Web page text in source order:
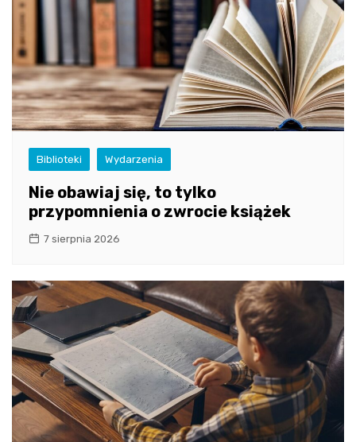
Biblioteki Wydarzenia
Nie obawiaj się, to tylko
przypomnienia o zwrocie książek
7 sierpnia 2026